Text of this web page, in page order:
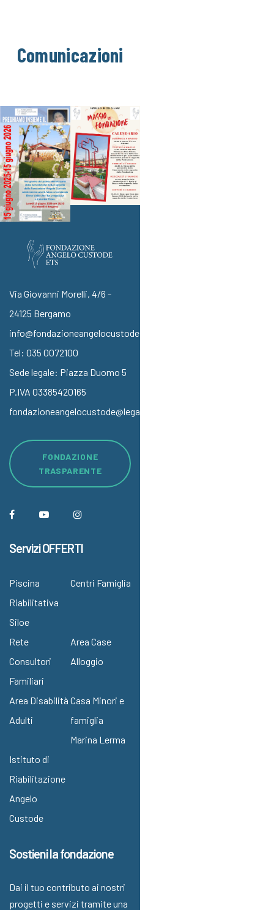
Comunicazioni
Via Giovanni Morelli, 4/6 -
24125 Bergamo
info@fondazioneangelocustode.it
Tel: 035 0072100
Sede legale: Piazza Duomo 5
P.IVA 03385420165
fondazioneangelocustode@legalmail.it
FONDAZIONE
TRASPARENTE
Servizi OFFERTI
Piscina
Riabilitativa
Siloe
Centri Famiglia
Rete
Consultori
Familiari
Area Case
Alloggio
Area Disabilità
Adulti
Casa Minori e
famiglia
Marina Lerma
Istituto di
Riabilitazione
Angelo
Custode
Sostieni la fondazione
Dai il tuo contributo ai nostri
progetti e servizi tramite una